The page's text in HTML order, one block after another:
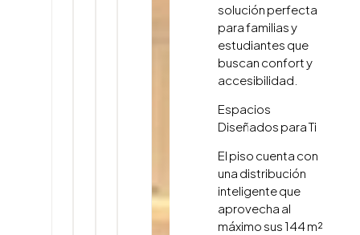
solución perfecta
para familias y
estudiantes que
buscan confort y
accesibilidad.
Espacios
Diseñados para Ti
El piso cuenta con
una distribución
inteligente que
aprovecha al
máximo sus 144 m²